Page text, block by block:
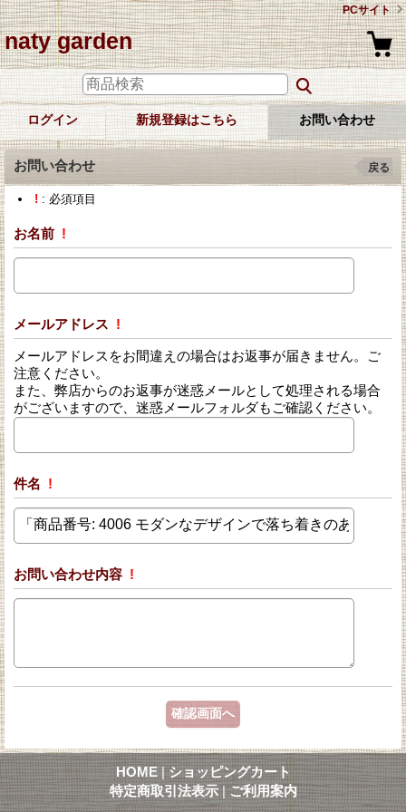
PCサイト
naty garden
ログイン 新規登録はこちら お問い合わせ
お問い合わせ 戻る
! : 必須項目
お名前 !
メールアドレス !
メールアドレスをお間違えの場合はお返事が届きません。ご
注意ください。
また、弊店からのお返事が迷惑メールとして処理される場合
がございますので、迷惑メールフォルダもご確認ください。
件名 !
お問い合わせ内容 !
HOME | ショッピングカート
特定商取引法表示 | ご利用案内